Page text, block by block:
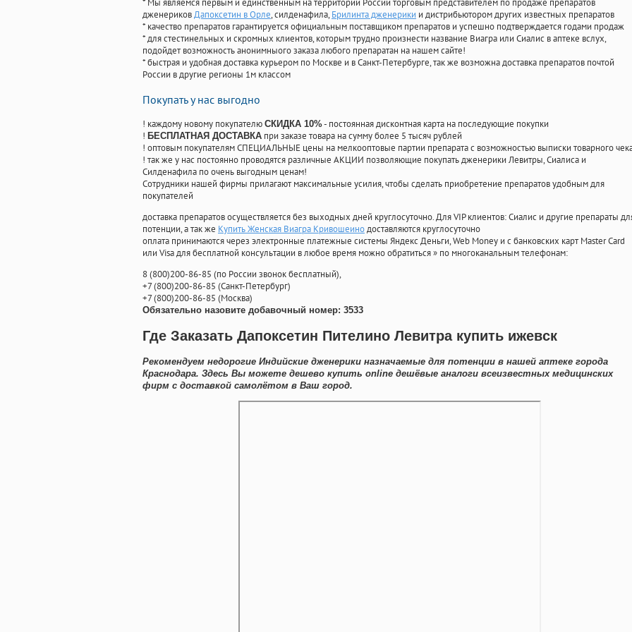
* Мы являемся первым и единственным на территории России торговым представителем по продаже препаратов
дженериковДапоксетин в Орле, силденафила, Брилинта дженерики и дистрибьютором других известных препаратов
* качество препаратов гарантируется официальным поставщиком препаратов и успешно подтверждается годами продаж
* для стестинельных и скромных клиентов, которым трудно произнести название Виагра или Сиалис в аптеке вслух,
подойдет возможность анонимныого заказа любого препаратан на нашем сайте!
* быстрая и удобная доставка курьером по Москве и в Санкт-Петербурге, так же возможна доставка препаратов почтой
России в другие регионы 1м классом
Покупать у нас выгодно
! каждому новому покупателю СКИДКА 10%- постоянная дисконтная карта на последующие покупки
! БЕСПЛАТНАЯ ДОСТАВКА при заказе товара на сумму более 5 тысяч рублей
! оптовым покупателям СПЕЦИАЛЬНЫЕ цены на мелкооптовые партии препарата с возможностью выписки товарного
! так же у нас постоянно проводятся различные АКЦИИ позволяющие покупать дженерики Левитры, Сиалиса и
Силденафила по очень выгодным ценам!
Cотрудники нашей фирмы прилагают максимальные усилия, чтобы сделать приобретение препаратов удобным для
покупателей
доставка препаратов осуществляется без выходных дней круглосуточно. Для VIP клиентов: Сиалис и другие препараты
потенции, а так же Купить Женская Виагра Кривошеинодоставляются круглосуточно
оплата принимаются через электронные платежные системы Яндекс Деньги, Web Money и с банковских карт Master Card
или Visa для бесплатной консультации в любое время можно обратиться» по многоканальным телефонам:
8(800)200-86-85 (по России звонок бесплатный),
+7(800)200-86-85 (Санкт-Петербург)
+7(800)200-86-85 (Москва)
Обязательно назовите добавочный номер: 3533
Где Заказать Дапоксетин Пителино Левитра купить ижевск
Рекомендуем недорогие Индийские дженерики назначаемые для потенции в нашей аптеке города
Краснодара. Здесь Вы можете дешево купить online дешёвые аналоги всеизвестных медицинских
фирм с доставкой самолётом в Ваш город.